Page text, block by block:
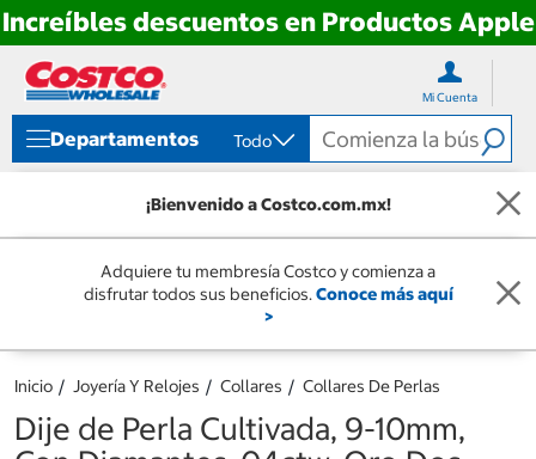
Increíbles descuentos en Productos Apple
directo
contenido
directo
menú
navegación
Mi Cuenta
Departamentos Todo
¡Bienvenido a Costco.com.mx!
Adquiere tu membresía Costco y comienza a
disfrutar todos sus beneficios.Conoce más aquí
>
Inicio Joyería Y Relojes Collares Collares De Perlas
Dije de Perla Cultivada, 9-10mm,